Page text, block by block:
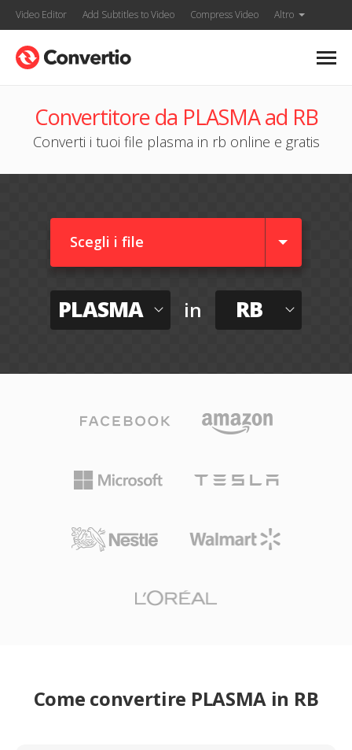
Video Editor Add Subtitles to Video Compress Video Altro
Convertitore da PLASMA ad RB
Converti i tuoi file plasma in rb online e gratis
Scegli i file
PLASMA in RB
Come convertire PLASMA in RB